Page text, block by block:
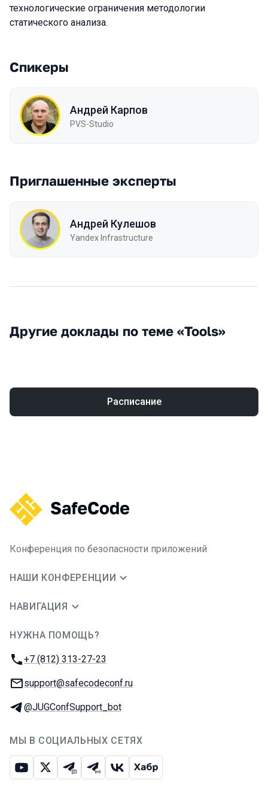
технологические ограничения методологии
статического анализа.
Спикеры
Андрей Карпов
PVS-Studio
Приглашенные эксперты
Андрей Кулешов
Yandex Infrastructure
Другие доклады по теме «Tools»
Расписание
Конференция по безопасности приложений
НАШИ КОНФЕРЕНЦИИ
НАВИГАЦИЯ
НУЖНА ПОМОЩЬ?
Телефон:
+7 (812) 313-27-23
E-mail:
support@safecodeconf.ru
Телеграм:
@JUGConfSupport_bot
МЫ В СОЦИАЛЬНЫХ СЕТЯХ
ЮтубИкс Телеграм-чат
Телеграм-канал
ВКонтакте
Хабр